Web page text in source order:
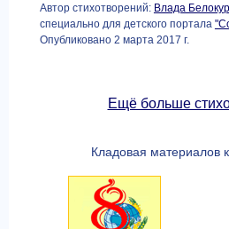
Автор стихотворений: Влада
специально для детского портала
Опубликовано 2 марта 2017 г.
Ещё больше
Кладовая материалов